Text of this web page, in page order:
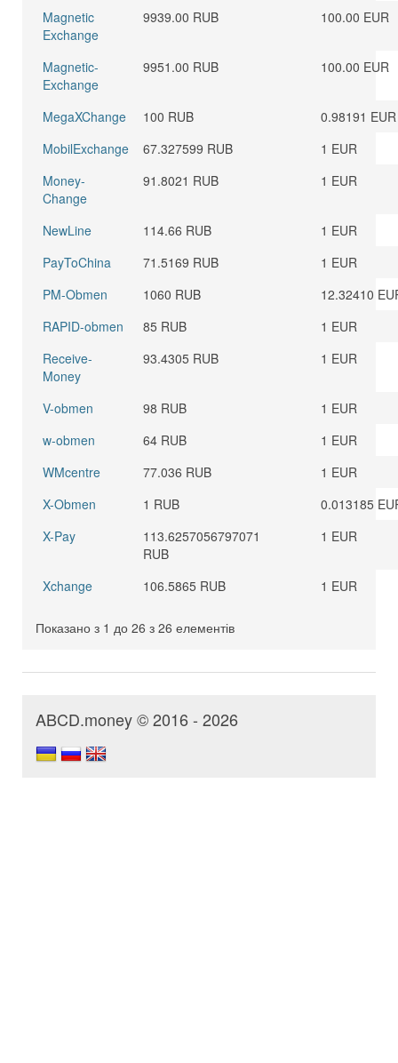
Magnetic
Exchange
9939.00 RUB 100.00 EUR
Magnetic-
Exchange
9951.00 RUB 100.00 EUR
MegaXChange 100 RUB
0.98191 EUR
MobilExchange
67.327599 RUB
1 EUR
Money-
Change
91.8021 RUB 1 EUR
NewLine 114.66 RUB
1 EUR
PayToChina
71.5169 RUB
1 EUR
PM-Obmen
1060 RUB
12.32410
RAPID-obmen
85 RUB
1 EUR
Receive-
Money
93.4305 RUB 1 EUR
V-obmen 98 RUB
1 EUR
w-obmen
64 RUB
1 EUR
WMcentre
77.036 RUB
1 EUR
X-Obmen
1 RUB
0.013185
X-Pay
113.6257056797071
RUB
1 EUR
Xchange 106.5865 RUB 1 EUR
Показано з 1 до 26 з 26 елементів
ABCD.money © 2016 - 2026